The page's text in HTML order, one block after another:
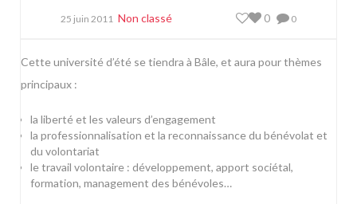
25 juin 2011 Non classé 0
0
Cette université d’été se tiendra à Bâle, et aura pour thèmes
principaux :
la liberté et les valeurs d’engagement
la professionnalisation et la reconnaissance du bénévolat et
du volontariat
le travail volontaire : développement, apport sociétal,
formation, management des bénévoles…